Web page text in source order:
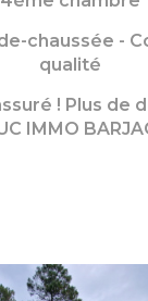
chaussée -
qualité
! Plus de
IMMO